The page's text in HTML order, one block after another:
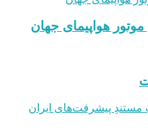
موتور هواپیمای جهان